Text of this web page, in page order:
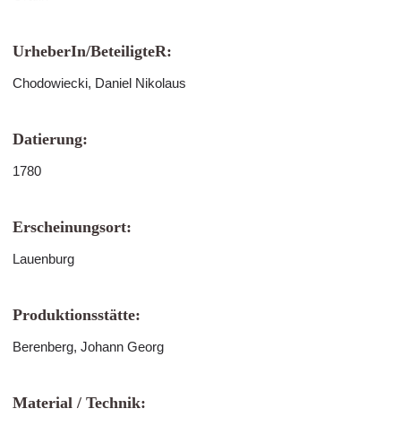
UrheberIn/BeteiligteR:
Chodowiecki, Daniel Nikolaus
Datierung:
1780
Erscheinungsort:
Lauenburg
Produktionsstätte:
Berenberg, Johann Georg
Material / Technik: